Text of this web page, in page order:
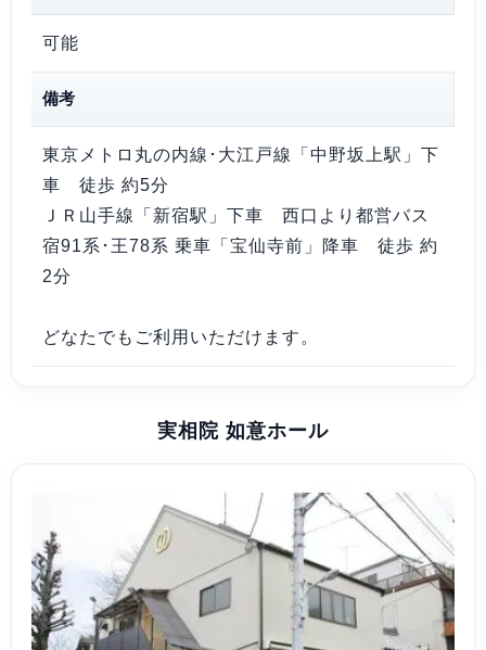
可能
備考
東京メトロ丸の内線･大江戸線「中野坂上駅」下
車 徒歩 約5分
ＪＲ山手線「新宿駅」下車 西口より都営バス
宿91系･王78系 乗車「宝仙寺前」降車 徒歩 約
2分
どなたでもご利用いただけます。
実相院 如意ホール